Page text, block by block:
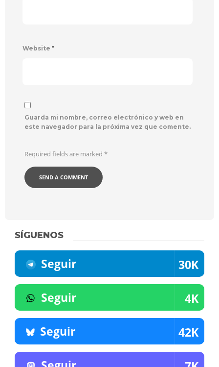
Website *
Guarda mi nombre, correo electrónico y web en
este navegador para la próxima vez que comente.
Required fields are marked *
SÍGUENOS
Seguir 30K
Seguir 4K
Seguir 42K